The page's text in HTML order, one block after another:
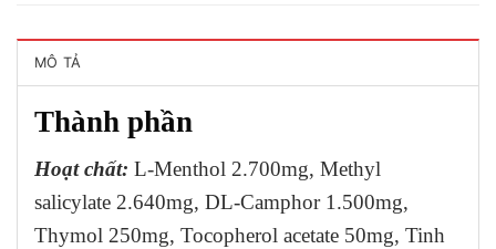
MÔ TẢ
Thành phần
Hoạt chất: L-Menthol 2.700mg, Methyl
salicylate 2.640mg, DL-Camphor 1.500mg,
Thymol 250mg, Tocopherol acetate 50mg, Tinh